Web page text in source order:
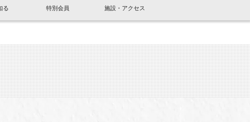
特別会員開催
出展・参加
What's "LINK-BioBAY TOKYO"？
会報誌 (News Letter)
日本橋コラム
ニュース・事業紹介
イベント
る
What’s LINK-J WEST
事業内容
GTB日本橋エリアについて
特別会員
入会申し込み
施設・アクセス
施設ご予約